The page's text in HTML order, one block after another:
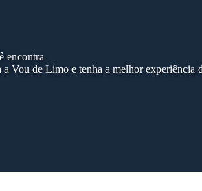
encontra
Vou de Limo e tenha a melhor experiência